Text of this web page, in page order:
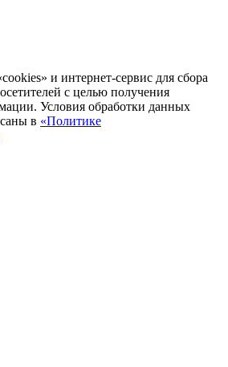
и интернет-сервис для сбора
с целью получения
Условия обработки данных
в «Политике